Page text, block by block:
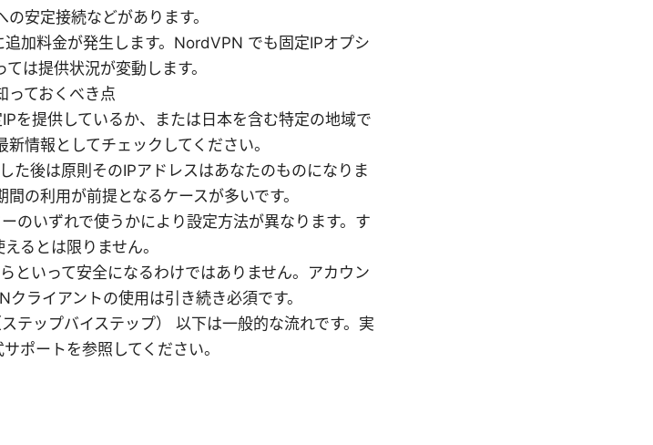
安定接続などがあります。
加料金が発生します。NordVPN でも固定IPオプシ
は提供状況が変動します。
っておくべき点
を提供しているか、または日本を含む特定の地域で
情報としてチェックしてください。
た後は原則そのIPアドレスはあなたのものになりま
の利用が前提となるケースが多いです。
ーのいずれで使うかにより設定方法が異なります。す
るとは限りません。
といって安全になるわけではありません。アカウン
ライアントの使用は引き続き必須です。
テップバイステップ） 以下は一般的な流れです。実
ポートを参照してください。